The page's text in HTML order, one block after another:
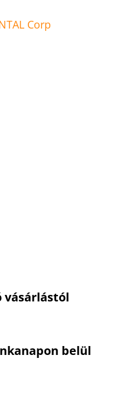
Corp
vásárlástól
belül